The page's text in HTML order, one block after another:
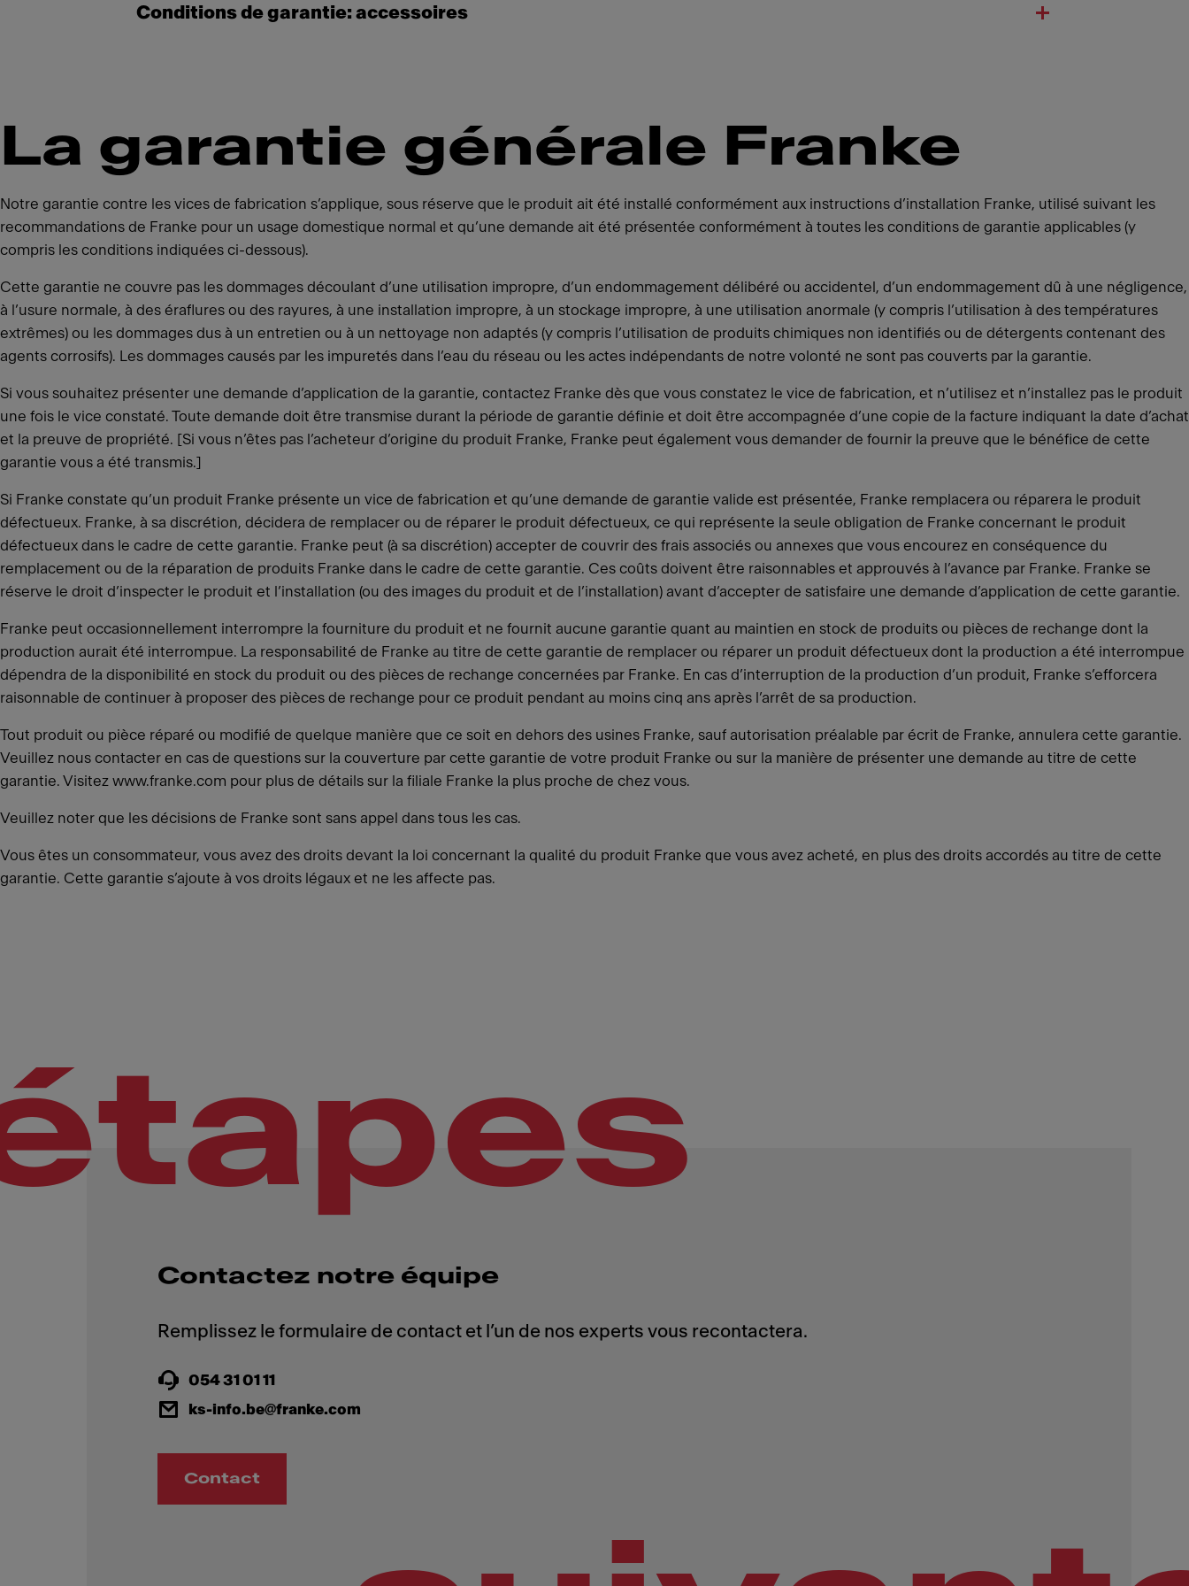
Conditions de garantie: accessoires
La garantie générale Franke
Notre garantie contre les vices de fabrication s’applique, sous réserve que le produit ait été installé conformément aux instructions d’installation Franke, utilisé suivant les
recommandations de Franke pour un usage domestique normal et qu’une demande ait été présentée conformément à toutes les conditions de garantie applicables (y
compris les conditions indiquées ci-dessous).
Cette garantie ne couvre pas les dommages découlant d’une utilisation impropre, d’un endommagement délibéré ou accidentel, d’un endommagement dû à une négligence,
à l’usure normale, à des éraflures ou des rayures, à une installation impropre, à un stockage impropre, à une utilisation anormale (y compris l’utilisation à des températures
extrêmes) ou les dommages dus à un entretien ou à un nettoyage non adaptés (y compris l’utilisation de produits chimiques non identifiés ou de détergents contenant des
agents corrosifs). Les dommages causés par les impuretés dans l’eau du réseau ou les actes indépendants de notre volonté ne sont pas couverts par la garantie.
Si vous souhaitez présenter une demande d’application de la garantie, contactez Franke dès que vous constatez le vice de fabrication, et n’utilisez et n’installez pas le produit
une fois le vice constaté. Toute demande doit être transmise durant la période de garantie définie et doit être accompagnée d’une copie de la facture indiquant la date d’achat
et la preuve de propriété. [Si vous n’êtes pas l’acheteur d’origine du produit Franke, Franke peut également vous demander de fournir la preuve que le bénéfice de cette
garantie vous a été transmis.]
Si Franke constate qu’un produit Franke présente un vice de fabrication et qu’une demande de garantie valide est présentée, Franke remplacera ou réparera le produit
défectueux. Franke, à sa discrétion, décidera de remplacer ou de réparer le produit défectueux, ce qui représente la seule obligation de Franke concernant le produit
défectueux dans le cadre de cette garantie. Franke peut (à sa discrétion) accepter de couvrir des frais associés ou annexes que vous encourez en conséquence du
remplacement ou de la réparation de produits Franke dans le cadre de cette garantie. Ces coûts doivent être raisonnables et approuvés à l’avance par Franke. Franke se
réserve le droit d’inspecter le produit et l’installation (ou des images du produit et de l’installation) avant d’accepter de satisfaire une demande d’application de cette garantie.
Franke peut occasionnellement interrompre la fourniture du produit et ne fournit aucune garantie quant au maintien en stock de produits ou pièces de rechange dont la
production aurait été interrompue. La responsabilité de Franke au titre de cette garantie de remplacer ou réparer un produit défectueux dont la production a été interrompue
dépendra de la disponibilité en stock du produit ou des pièces de rechange concernées par Franke. En cas d’interruption de la production d’un produit, Franke s’efforcera
raisonnable de continuer à proposer des pièces de rechange pour ce produit pendant au moins cinq ans après l’arrêt de sa production.
Tout produit ou pièce réparé ou modifié de quelque manière que ce soit en dehors des usines Franke, sauf autorisation préalable par écrit de Franke, annulera cette garantie.
Veuillez nous contacter en cas de questions sur la couverture par cette garantie de votre produit Franke ou sur la manière de présenter une demande au titre de cette
garantie. Visitez www.franke.com pour plus de détails sur la filiale Franke la plus proche de chez vous.
Veuillez noter que les décisions de Franke sont sans appel dans tous les cas.
Vous êtes un consommateur, vous avez des droits devant la loi concernant la qualité du produit Franke que vous avez acheté, en plus des droits accordés au titre de cette
garantie. Cette garantie s’ajoute à vos droits légaux et ne les affecte pas.
Contactez notre équipe
054 31 01 11
ks-info.be@franke.com
Contact